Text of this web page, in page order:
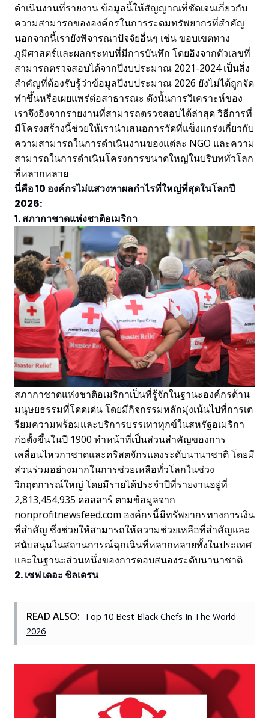
ดำเนินงานที่รายงาน ข้อมูลนี้ให้สัญญาณที่ชัดเจนเกี่ยวกับ
ความสามารถขององค์กรในการระดมทรัพยากรที่สำคัญ
นอกจากนี้เรายังพิจารณาปัจจัยอื่นๆ เช่น ขอบเขตทาง
ภูมิศาสตร์และผลกระทบที่มีการบันทึก โดยอิงจากตัวเลขที่
สามารถตรวจสอบได้จากปีงบประมาณ 2021-2024 เป็นสิ่ง
สำคัญที่ต้องรับรู้ว่าข้อมูลปีงบประมาณ 2026 ยังไม่ได้ถูกจัด
ทำขึ้นหรือเผยแพร่ต่อสาธารณะ ดังนั้นการวิเคราะห์ของ
เราจึงอิงจากรายงานที่สามารถตรวจสอบได้ล่าสุด วิธีการที่
มีโครงสร้างนี้ช่วยให้เรานำเสนอการวัดที่แข็งแกร่งเกี่ยวกับ
ความสามารถในการดำเนินงานของแต่ละ NGO และความ
สามารถในการดำเนินโครงการขนาดใหญ่ในบริบททั่วโลก
ที่หลากหลาย
นี่คือ 10 องค์กรไม่แสวงหาผลกำไรที่ใหญ่ที่สุดในโลกปี
2026:
1. สภากาชาดแห่งชาติอเมริกา
สภากาชาดแห่งชาติอเมริกาเป็นที่รู้จักในฐานะองค์กรด้าน
มนุษยธรรมที่โดดเด่น โดยมีกิจกรรมหลักมุ่งเน้นไปที่การเต
รียมความพร้อมและบริการบรรเทาทุกข์ในสหรัฐอเมริกา
ก่อตั้งขึ้นในปี 1900 ทำหน้าที่เป็นส่วนสำคัญของการ
เคลื่อนไหวกาชาดและคริสตจักรแดงระดับนานาชาติ โดยมี
ส่วนร่วมอย่างมากในการช่วยเหลือทั่วโลกในช่วง
วิกฤตการณ์ใหญ่ โดยมีรายได้ประจำปีที่รายงานอยู่ที่
2,813,454,935 ดอลลาร์ ตามข้อมูลจาก
nonprofitnewsfeed.com องค์กรนี้มีทรัพยากรทางการเงิน
ที่สำคัญ ซึ่งช่วยให้สามารถให้ความช่วยเหลือที่สำคัญและ
สนับสนุนในสถานการณ์ฉุกเฉินที่หลากหลายทั้งในประเทศ
และในฐานะส่วนหนึ่งของการตอบสนองระดับนานาชาติ
2. เซฟ เดอะ ชิลเดรน
READ ALSO: Top 10 Best Black Chefs In The World
2026